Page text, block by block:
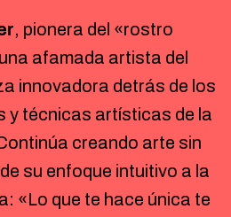
, pionera del «rostro
afamada artista del
innovadora detrás de los
y técnicas artísticas de la
creando arte sin
su enfoque intuitivo a la
«Lo que te hace única te